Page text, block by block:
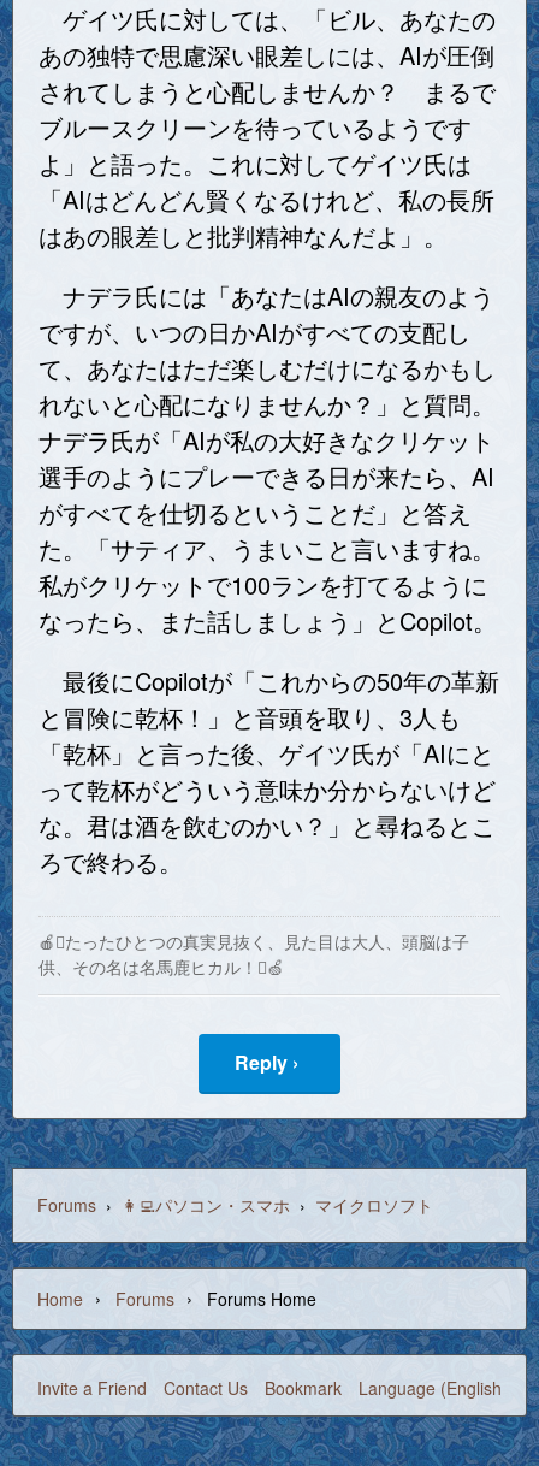
ゲイツ氏に対しては、「ビル、あなたの
あの独特で思慮深い眼差しには、AIが圧倒
されてしまうと心配しませんか？ まるで
ブルースクリーンを待っているようです
よ」と語った。これに対してゲイツ氏は
「AIはどんどん賢くなるけれど、私の長所
はあの眼差しと批判精神なんだよ」。
ナデラ氏には「あなたはAIの親友のよう
ですが、いつの日かAIがすべての支配し
て、あなたはただ楽しむだけになるかもし
れないと心配になりませんか？」と質問。
ナデラ氏が「AIが私の大好きなクリケット
選手のようにプレーできる日が来たら、AI
がすべてを仕切るということだ」と答え
た。「サティア、うまいこと言いますね。
私がクリケットで100ランを打てるように
なったら、また話しましょう」とCopilot。
最後にCopilotが「これからの50年の革新
と冒険に乾杯！」と音頭を取り、3人も
「乾杯」と言った後、ゲイツ氏が「AIにと
って乾杯がどういう意味か分からないけど
な。君は酒を飲むのかい？」と尋ねるとこ
ろで終わる。
🍎たったひとつの真実見抜く、見た目は大人、頭脳は子
供、その名は名馬鹿ヒカル！🍏
Reply ›
Forums › 👩‍💻パソコン・スマホ › マイクロソフト
Home › Forums › Forums Home
Invite a Friend Contact Us Bookmark Language (English)